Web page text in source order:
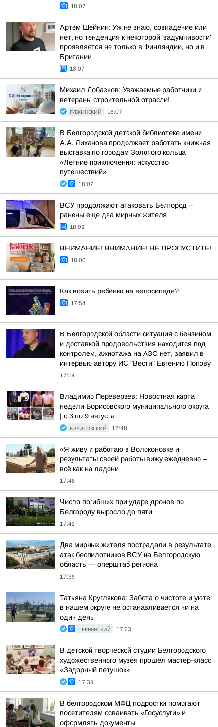
18:07
Артём Шейнин: Уж не знаю, совпадение или
нет, но тенденция к некоторой 'задумчивости'
проявляется не только в Финляндии, но и в
Британии
18:07
Михаил Лобазнов: Уважаемые работники и
ветераны строительной отрасли!
ГУБКИНСКИЙ 18:07
В Белгородской детской библиотеке имени
А.А. Лиханова продолжает работать книжная
выставка по городам Золотого кольца
«Летние приключения: искусство
путешествий»
18:07
ВСУ продолжают атаковать Белгород –
ранены еще два мирных жителя
18:03
ВНИМАНИЕ! ВНИМАНИЕ! НЕ ПРОПУСТИТЕ!
18:00
Как возить ребёнка на велосипеде?
17:54
В Белгородской области ситуация с бензином
и доставкой продовольствия находится под
контролем, ажиотажа на АЗС нет, заявил в
интервью автору ИС "Вести" Евгению Попову
17:54
Владимир Переверзев: Новостная карта
недели Борисовского муниципального округа
| с 3 по 9 августа
БОРИСОВСКИЙ 17:48
«Я живу и работаю в Волоконовке и
результаты своей работы вижу ежедневно –
всё как на ладони
17:48
Число погибших при ударе дронов по
Белгороду выросло до пяти
17:42
Два мирных жителя пострадали в результате
атак беспилотников ВСУ на Белгородскую
область — оперштаб региона
17:39
Татьяна Круглякова: Забота о чистоте и уюте
в нашем округе не останавливается ни на
один день
ЧЕРНЯНСКИЙ 17:33
В детской творческой студии Белгородского
художественного музея прошёл мастер-класс
«Задорный петушок»
17:33
В белгородском МФЦ подростки помогают
посетителям осваивать «Госуслуги» и
оформлять документы